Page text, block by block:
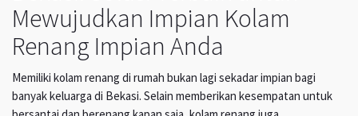
Mewujudkan Impian Kolam
Renang Impian Anda
Memiliki kolam renang di rumah bukan lagi sekadar impian bagi
banyak keluarga di Bekasi. Selain memberikan kesempatan untuk